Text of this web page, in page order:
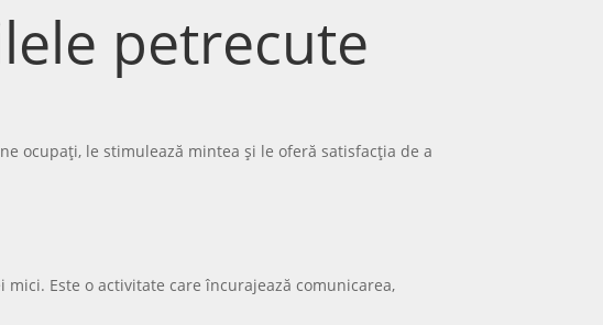
petrecute
ocupați, le stimulează mintea și le oferă satisfacția de a
Este o activitate care încurajează comunicarea,